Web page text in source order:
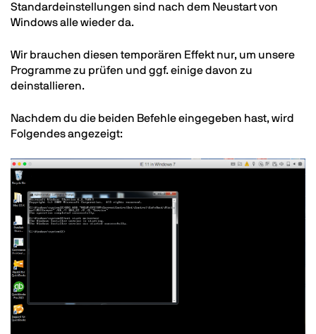
Standardeinstellungen sind nach dem Neustart von
Windows alle wieder da.
Wir brauchen diesen temporären Effekt nur, um unsere
Programme zu prüfen und ggf. einige davon zu
deinstallieren.
Nachdem du die beiden Befehle eingegeben hast, wird
Folgendes angezeigt:
Image